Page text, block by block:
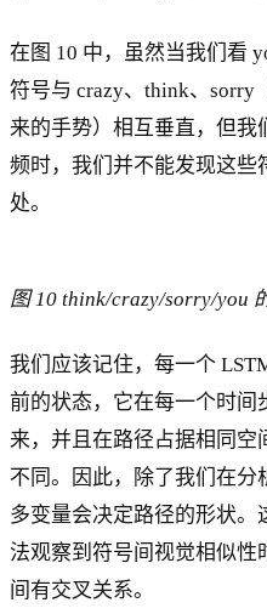
在图 10 中，虽然当我们看
符号与 crazy、think、sorry
来的手势）相互垂直，但我
频时，我们并不能发现这些
处。
图 10 think/crazy/sorry/you
我们应该记住，每一个
前的状态，它在每一个时间
来，并且在路径占据相同空
不同。因此，除了我们在分
多变量会决定路径的形状
法观察到符号间视觉相似
间有交叉关系。